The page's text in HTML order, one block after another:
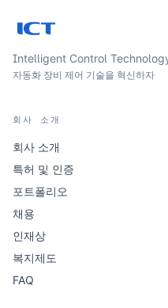
Intelligent Control
자동화 장비 제어 기술을 혁신하자
회사 소개
회사 소개
특허 및 인증
포트폴리오
채용
인재상
복지제도
FAQ